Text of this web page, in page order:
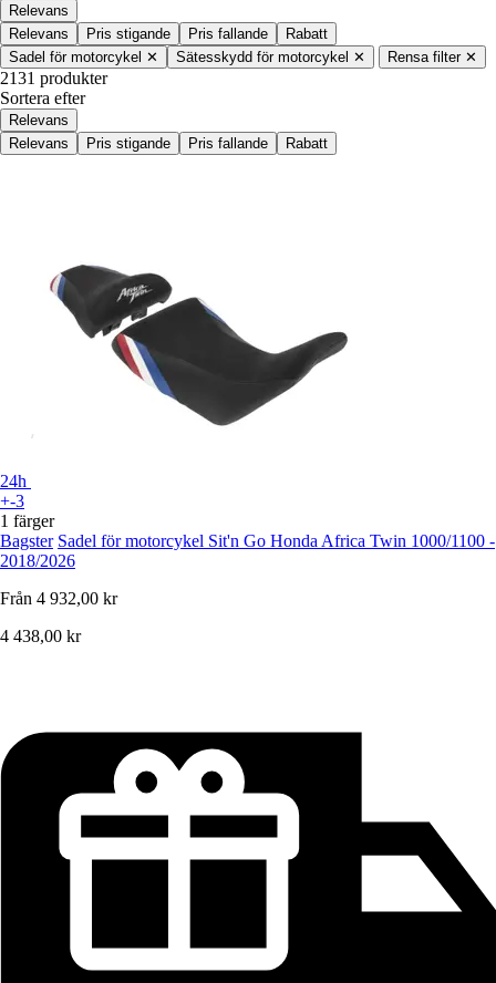
Relevans
Relevans
Pris stigande Pris fallande
Rabatt
Sadel för motorcykel ✕ Sätesskydd för motorcykel ✕ Rensa filter ✕
2131 produkter
Sortera efter
Relevans
Relevans
Pris stigande Pris fallande Rabatt
24h
+-3
1 färger
Bagster Sadel för motorcykel Sit'n Go Honda Africa Twin 1000/1100 -
2018/2026
Från 4 932,00 kr
4 438,00 kr